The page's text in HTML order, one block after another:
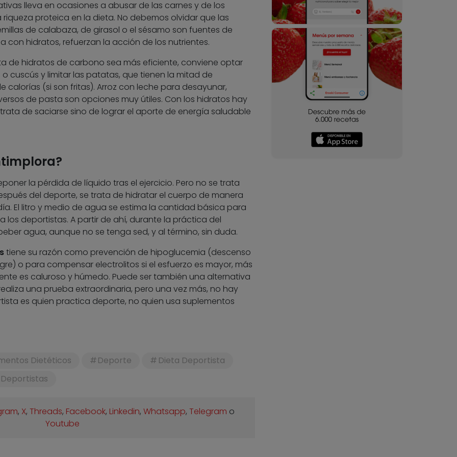
lleva en ocasiones a abusar de las carnes y de los
proteica en la dieta. No debemos olvidar que las
de calabaza, de girasol o el sésamo son fuentes de
hidratos, refuerzan la acción de los nutrientes.
de hidratos de carbono sea más eficiente, conviene optar
cuscús y limitar las patatas, que tienen la mitad de
calorías (si son fritas). Arroz con leche para desayunar,
de pasta son opciones muy útiles. Con los hidratos hay
de saciarse sino de lograr el aporte de energía saludable
la pérdida de líquido tras el ejercicio. Pero no se trata
del deporte, se trata de hidratar el cuerpo de manera
El litro y medio de agua se estima la cantidad básica para
los deportistas. A partir de ahí, durante la práctica del
agua, aunque no se tenga sed, y al término, sin duda.
tiene su razón como prevención de hipoglucemia (descenso
o para compensar electrolitos si el esfuerzo es mayor, más
es caluroso y húmedo. Puede ser también una alternativa
una prueba extraordinaria, pero una vez más, no hay
es quien practica deporte, no quien usa suplementos
Dietéticos Deporte
Dieta Deportista
, X,Threads, Facebook, Linkedin,Whatsapp,Telegram o
Youtube